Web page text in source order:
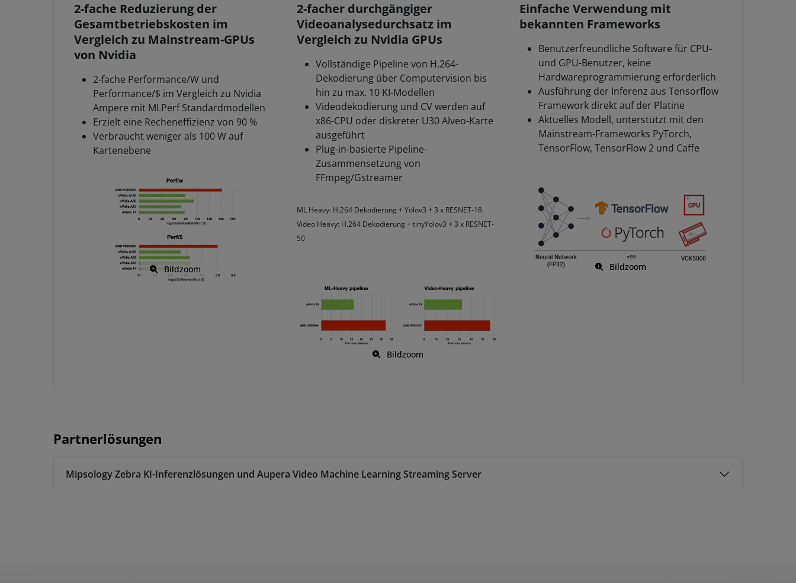
2-fache Reduzierung der
Gesamtbetriebskosten im
Vergleich zu Mainstream-GPUs
von Nvidia
2-fache Performance/W und
Performance/$ im Vergleich zu Nvidia
Ampere mit MLPerf Standardmodellen
Erzielt eine Recheneffizienz von 90 %
Verbraucht weniger als 100 W auf
Kartenebene
Bildzoom
2-facher durchgängiger
Videoanalysedurchsatz im
Vergleich zu Nvidia GPUs
Vollständige Pipeline von H.264-
Dekodierung über Computervision bis
hin zu max. 10 KI-Modellen
Videodekodierung und CV werden auf
x86-CPU oder diskreter U30 Alveo-Karte
ausgeführt
Plug-in-basierte Pipeline-
Zusammensetzung von
FFmpeg/Gstreamer
ML Heavy: H.264 Dekodierung + Yolov3 + 3 x RESNET-18
Video Heavy: H.264 Dekodierung + tinyYolov3 + 3 x RESNET-
50
Bildzoom
Einfache Verwendung mit
bekannten Frameworks
Benutzerfreundliche Software für CPU-
und GPU-Benutzer, keine
Hardwareprogrammierung erforderlich
Ausführung der Inferenz aus Tensorflow
Framework direkt auf der Platine
Aktuelles Modell, unterstützt mit den
Mainstream-Frameworks PyTorch,
TensorFlow, TensorFlow 2 und Caffe
Bildzoom
Partnerlösungen
Mipsology Zebra KI-Inferenzlösungen und Aupera Video Machine Learning Streaming Server